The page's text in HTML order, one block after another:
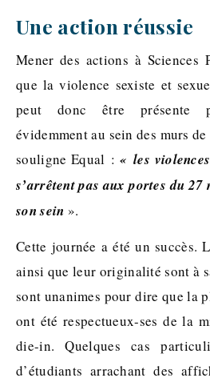
Une action réussie
Mener des actions à Sciences
que la violence sexiste et
peut donc être présente
évidemment au sein des murs
souligne Equal :« les
s’arrêtent pas aux portes du 27
son sein ».
Cette journée a été un succès.
ainsi que leur originalité sont à
sont unanimes pour dire que la
ont été respectueux-ses de la
die-in. Quelques cas
d’étudiants arrachant des